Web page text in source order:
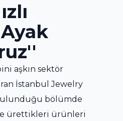
aşkın sektör
İstanbul Jewelry
bölümde
ürettikleri ürünleri